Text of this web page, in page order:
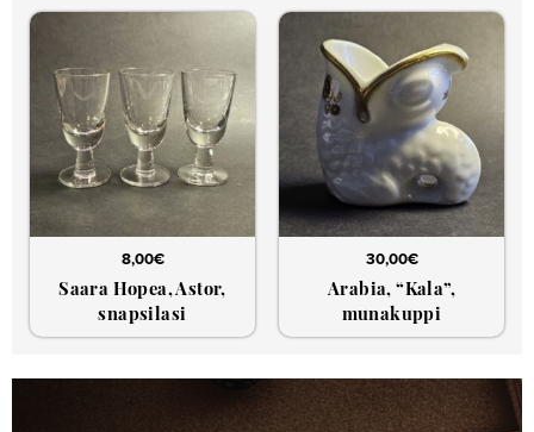
8,00€
Saara Hopea, Astor,
snapsilasi
30,00€
Arabia, “Kala”,
munakuppi